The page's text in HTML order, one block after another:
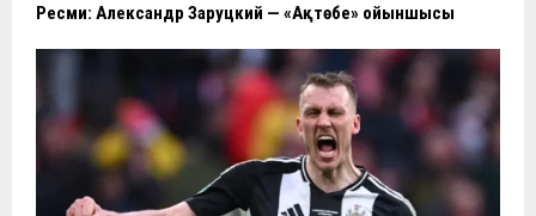
Ресми: Александр Заруцкий — «Ақтөбе» ойыншысы